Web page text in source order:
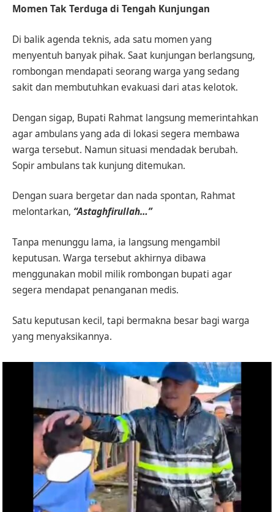
Momen Tak Terduga di Tengah Kunjungan
Di balik agenda teknis, ada satu momen yang
menyentuh banyak pihak. Saat kunjungan berlangsung,
rombongan mendapati seorang warga yang sedang
sakit dan membutuhkan evakuasi dari atas kelotok.
Dengan sigap, Bupati Rahmat langsung memerintahkan
agar ambulans yang ada di lokasi segera membawa
warga tersebut. Namun situasi mendadak berubah.
Sopir ambulans tak kunjung ditemukan.
Dengan suara bergetar dan nada spontan, Rahmat
melontarkan, “Astaghfirullah…”
Tanpa menunggu lama, ia langsung mengambil
keputusan. Warga tersebut akhirnya dibawa
menggunakan mobil milik rombongan bupati agar
segera mendapat penanganan medis.
Satu keputusan kecil, tapi bermakna besar bagi warga
yang menyaksikannya.